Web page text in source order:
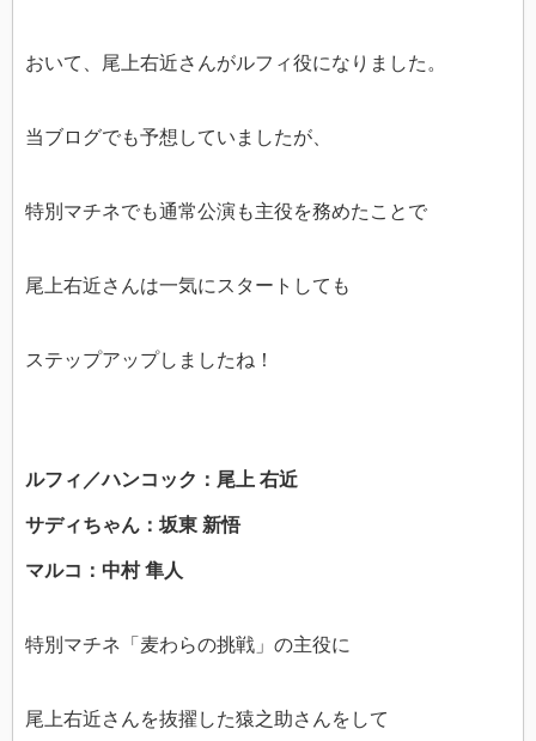
おいて、尾上右近さんがルフィ役になりました。
当ブログでも予想していましたが、
特別マチネでも通常公演も主役を務めたことで
尾上右近さんは一気にスタートしても
ステップアップしましたね！
ルフィ／ハンコック：尾上 右近
サディちゃん：坂東 新悟
マルコ：中村 隼人
特別マチネ「麦わらの挑戦」の主役に
尾上右近さんを抜擢した猿之助さんをして